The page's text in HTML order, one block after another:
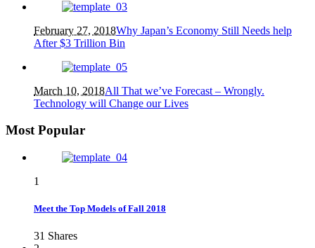
February 27, 2018Why Japan’s Economy Still Needs help
After $3 Trillion Bin
March 10, 2018All That we’ve Forecast – Wrongly.
Technology will Change our Lives
Most Popular
1
Meet the Top Models of Fall 2018
31 Shares